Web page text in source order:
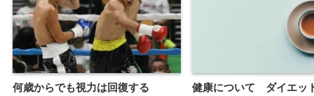
何歳からでも視力は回復する
健康について ダイエッ